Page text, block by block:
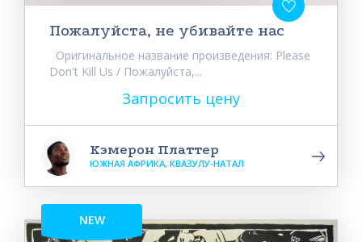
Пожалуйста, не убивайте нас
Оригинальное название произведения: Please
Don't Kill Us / Пожалуйста,...
Запросить цену
Кэмерон Платтер
ЮЖНАЯ АФРИКА, КВАЗУЛУ-НАТАЛ
NEW